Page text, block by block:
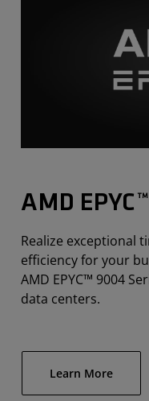
AMD
Realize exceptional
efficiency for your
AMD EPYC™ 9004
data centers.
Learn More